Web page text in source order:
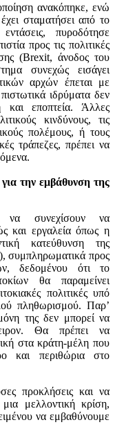
ανακόπηκε, ενώ
σταματήσει από το
πυροδότησε
προς τις πολιτικές
(Brexit, άνοδος του
συνεχώς εισάγει
αρχών έπεται με
ιδρύματα δεν
και εποπτεία. Άλλες
κινδύνους, τις
πολέμους, ή τους
τράπεζες, πρέπει να
την εμβάθυνση της
να συνεχίσουν να
και εργαλεία όπως η
κατεύθυνση της
συμπληρωματικά προς
δεδομένου ότι το
θα παραμείνει
πολιτικές υπό
πληθωρισμού. Παρ’
της δεν μπορεί να
Θα πρέπει να
στα κράτη-μέλη που
και περιθώρια στο
προκλήσεις και να
μελλοντική κρίση,
να εμβαθύνουμε